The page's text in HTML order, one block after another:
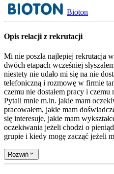
Bioton
Opis relacji z rekrutacji
Mi nie poszła najlepiej rekrutacja
dwóch etapach wcześniej
niestety nie udało mi się na nie
telefoniczną i rozmowę w firmie
czemu nie dostałem pracy i czemu
Pytali mnie m.in. jakie mam
pracowałem, jakie mam
się interesuje, jakie mam
oczekiwania jeżeli chodzi o
grupie i kiedy mogę zacząć jeżeli
Rozwiń